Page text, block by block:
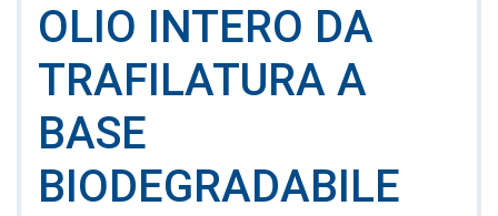
OLIO INTERO DA
TRAFILATURA A
BASE
BIODEGRADABILE